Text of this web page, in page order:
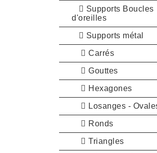
Supports Boucles
d'oreilles
Supports métal
Carrés
Gouttes
Hexagones
Losanges -
Ronds
Triangles